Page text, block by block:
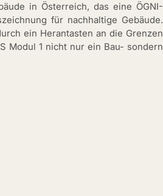
in Österreich, das eine ÖGNI-
für nachhaltige Gebäude.
ein Herantasten an die Grenzen
Modul 1 nicht nur ein Bau- sondern